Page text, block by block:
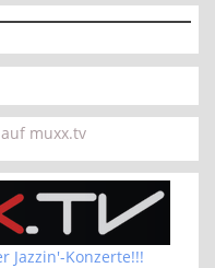
muxx.tv
Jazzin'-Konzerte!!!